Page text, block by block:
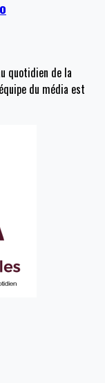
quotidien de la
du média est